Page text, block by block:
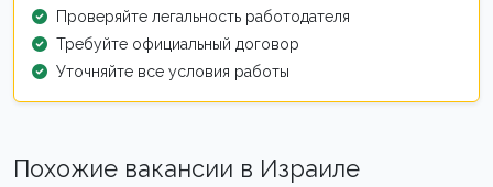
Проверяйте легальность работодателя
Требуйте официальный договор
Уточняйте все условия работы
Похожие вакансии в Израиле